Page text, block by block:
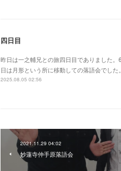
四日目
昨日は一之輔兄との旅四日目でありました
日は月形という所に移動しての落語会でし
2025.08.05 02:56
2021.11.29 04:02
妙蓮寺仲手原落語会